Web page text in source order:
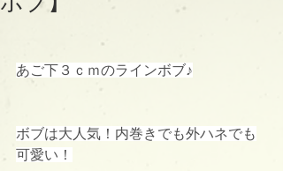
あご下３ｃｍのラインボブ♪
ボブは大人気！内巻きでも外ハネでも
可愛い！